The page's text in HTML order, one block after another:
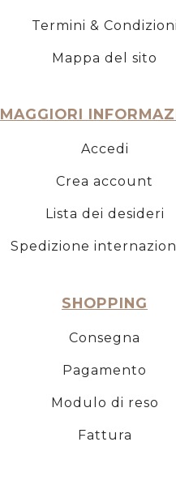
Termini & Condizioni
Mappa del sito
MAGGIORI
Accedi
Crea account
Lista dei desideri
Spedizione
SHOPPING
Consegna
Pagamento
Modulo di reso
Fattura